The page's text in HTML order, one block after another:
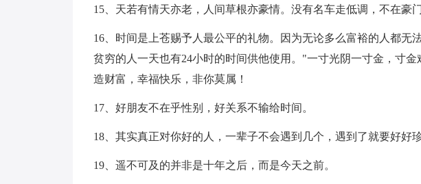
15、天若有情天亦老，人间草根亦豪情。没有名车走低调，不在豪门
16、时间是上苍赐予人最公平的礼物。因为无论多么富裕的人都无
贫穷的人一天也有24小时的时间供他使用。"一寸光阴一寸金，寸
造财富，幸福快乐，非你莫属！
17、好朋友不在乎性别，好关系不输给时间。
18、其实真正对你好的人，一辈子不会遇到几个，遇到了就要好好
19、遥不可及的并非是十年之后，而是今天之前。